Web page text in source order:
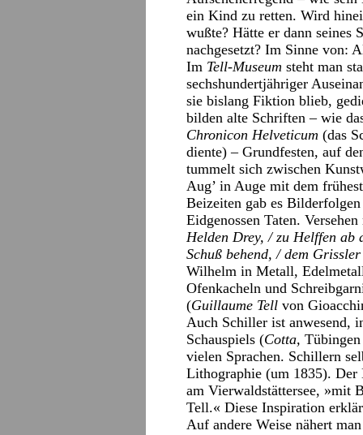
ein Kind zu retten. Wird
wußte? Hätte er dann seines
nachgesetzt? Im Sinne von:
Im Tell-Museum steht man
sechshundertjähriger
sie bislang Fiktion blieb,
bilden alte Schriften – wie
Chronicon Helveticum (das
diente) – Grundfesten, auf
tummelt sich zwischen
Aug’ in Auge mit dem
Beizeiten gab es
Eidgenossen Taten.
Helden Drey, / zu Helffen
Schuß behend, / dem
Wilhelm in Metall,
Ofenkacheln und
(Guillaume Tell von
Auch Schiller ist anwesend,
Schauspiels (Cotta,
vielen Sprachen. Schillern
Lithographie (um 1835).
am Vierwaldstättersee, »mit
Tell.« Diese Inspiration
Auf andere Weise nähert